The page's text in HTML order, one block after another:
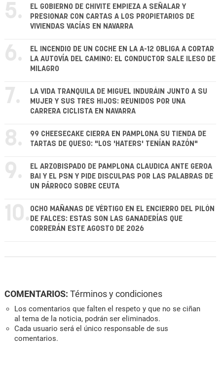
5.
EL GOBIERNO DE CHIVITE EMPIEZA A SEÑALAR Y
PRESIONAR CON CARTAS A LOS PROPIETARIOS DE
VIVIENDAS VACÍAS EN NAVARRA
6.
EL INCENDIO DE UN COCHE EN LA A-12 OBLIGA A CORTAR
LA AUTOVÍA DEL CAMINO: EL CONDUCTOR SALE ILESO DE
MILAGRO
7.
LA VIDA TRANQUILA DE MIGUEL INDURÁIN JUNTO A SU
MUJER Y SUS TRES HIJOS: REUNIDOS POR UNA
CARRERA CICLISTA EN NAVARRA
8.
99 CHEESECAKE CIERRA EN PAMPLONA SU TIENDA DE
TARTAS DE QUESO: "LOS 'HATERS' TENÍAN RAZÓN"
9.
EL ARZOBISPADO DE PAMPLONA CLAUDICA ANTE GEROA
BAI Y EL PSN Y PIDE DISCULPAS POR LAS PALABRAS DE
UN PÁRROCO SOBRE CEUTA
10. OCHO MAÑANAS DE VÉRTIGO EN EL ENCIERRO DEL PILÓN
DE FALCES: ESTAS SON LAS GANADERÍAS QUE
CORRERÁN ESTE AGOSTO DE 2026
COMENTARIOS: Términos y condiciones
Los comentarios que falten el respeto y que no se ciñan
al tema de la noticia, podrán ser eliminados.
Cada usuario será el único responsable de sus
comentarios.